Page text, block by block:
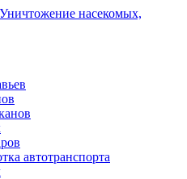
Уничтожение насекомых,
автотранспорта